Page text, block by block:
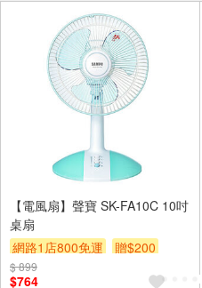
【電風扇】聲寶 SK-FA10C 10吋
桌扇
網路1店800免運
贈$200
$ 899
$764